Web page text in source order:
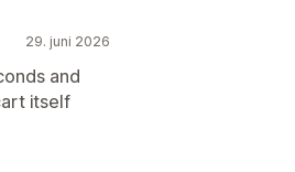
29. juni 2026
and
itself